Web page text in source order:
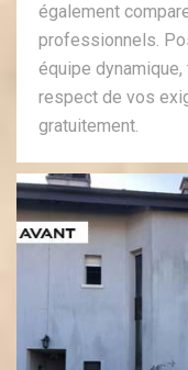
également
professionnels.
équipe
respect de vos
gratuitement.